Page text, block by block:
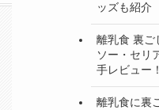
ッズも紹介
離乳食 裏ご
ソー・セリ
手レビュー！
離乳食に裏